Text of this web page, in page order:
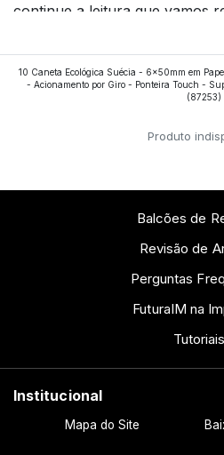
continue a leitura que vamos
10 Caneta Ecológica Suécia - 6x50mm em
- Acionamento por Giro - Ponteira Touch -
(87253)
Produto
Balcões de
Revisão de
Perguntas
FuturaIM na
Tutoriais
Institucional
Mapa do Site